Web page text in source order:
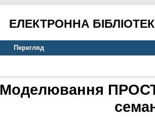
ЕЛЕКТРОННА
Перегляд
Моделювання